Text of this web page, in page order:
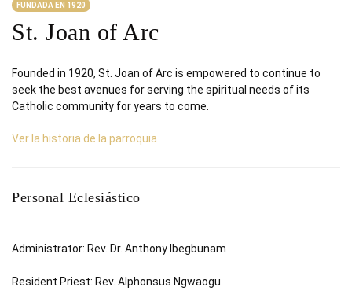
FUNDADA EN 1920
St. Joan of Arc
Founded in 1920, St. Joan of Arc is empowered to continue to
seek the best avenues for serving the spiritual needs of its
Catholic community for years to come.
Ver la historia de la parroquia
Personal Eclesiástico
Administrator: Rev. Dr. Anthony Ibegbunam
Resident Priest: Rev. Alphonsus Ngwaogu